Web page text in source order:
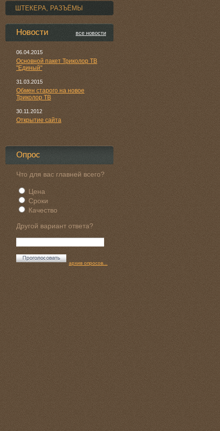
ШТЕКЕРА, РАЗЪЁМЫ
Новости все новости
06.04.2015
Основной пакет Триколор ТВ
"Единый"
31.03.2015
Обмен старого на новое
Триколор ТВ
30.11.2012
Открытие сайта
Опрос
Что для вас главней всего?
Цена
Сроки
Качество
Другой вариант ответа?
архив опросов...